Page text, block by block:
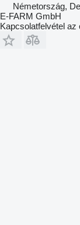
Németország,
E-FARM GmbH
Kapcsolatfelvétel az